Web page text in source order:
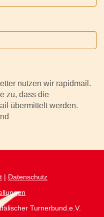
nutzen wir rapidmail.
zu, dass die
übermittelt werden.
| Datenschutz
Turnerbund.e.V.